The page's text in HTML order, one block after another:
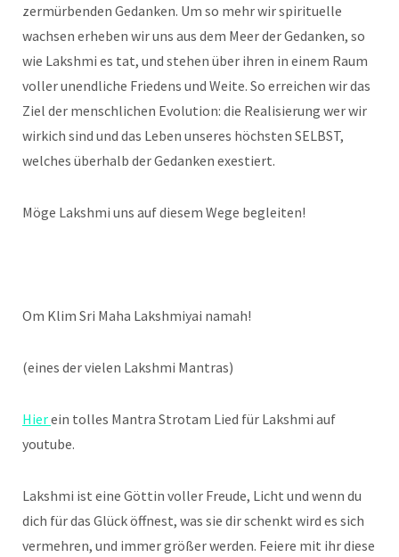
zermürbenden Gedanken. Um so mehr wir spirituelle
wachsen erheben wir uns aus dem Meer der Gedanken, so
wie Lakshmi es tat, und stehen über ihren in einem Raum
voller unendliche Friedens und Weite. So erreichen wir das
Ziel der menschlichen Evolution: die Realisierung wer wir
wirkich sind und das Leben unseres höchsten SELBST,
welches überhalb der Gedanken exestiert.
Möge Lakshmi uns auf diesem Wege begleiten!
Om Klim Sri Maha Lakshmiyai namah!
(eines der vielen Lakshmi Mantras)
Hierein tolles Mantra Strotam Lied für Lakshmi auf
youtube.
Lakshmi ist eine Göttin voller Freude, Licht und wenn du
dich für das Glück öffnest, was sie dir schenkt wird es sich
vermehren, und immer größer werden. Feiere mit ihr diese